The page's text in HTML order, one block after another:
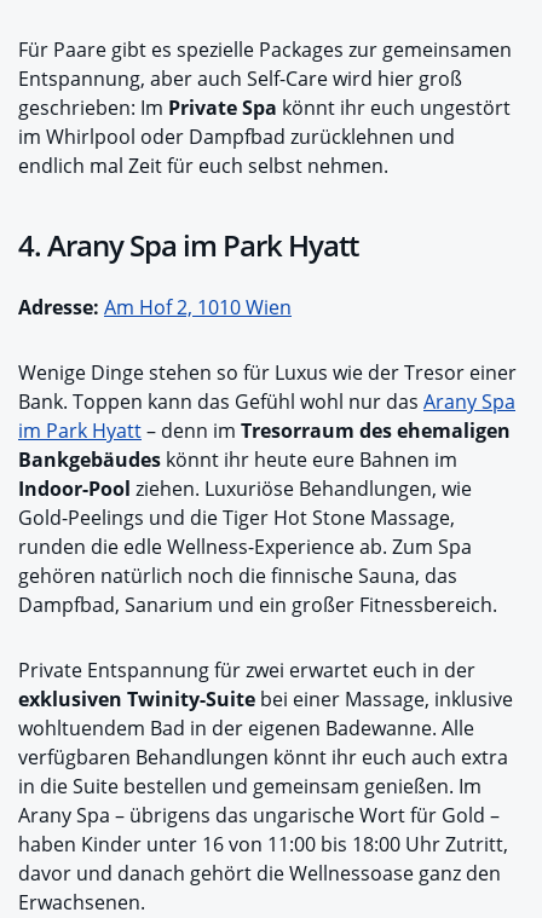
Für Paare gibt es spezielle Packages zur gemeinsamen
Entspannung, aber auch Self-Care wird hier groß
geschrieben: Im Private Spa könnt ihr euch ungestört
im Whirlpool oder Dampfbad zurücklehnen und
endlich mal Zeit für euch selbst nehmen.
4. Arany Spa im Park Hyatt
Adresse: Am Hof 2, 1010 Wien
Wenige Dinge stehen so für Luxus wie der Tresor einer
Bank. Toppen kann das Gefühl wohl nur das Arany Spa
im Park Hyatt– denn im Tresorraum des ehemaligen
Bankgebäudes könnt ihr heute eure Bahnen im
Indoor-Pool ziehen. Luxuriöse Behandlungen, wie
Gold-Peelings und die Tiger Hot Stone Massage,
runden die edle Wellness-Experience ab. Zum Spa
gehören natürlich noch die finnische Sauna, das
Dampfbad, Sanarium und ein großer Fitnessbereich.
Private Entspannung für zwei erwartet euch in der
exklusiven Twinity-Suite bei einer Massage, inklusive
wohltuendem Bad in der eigenen Badewanne. Alle
verfügbaren Behandlungen könnt ihr euch auch extra
in die Suite bestellen und gemeinsam genießen. Im
Arany Spa – übrigens das ungarische Wort für Gold –
haben Kinder unter 16 von 11:00 bis 18:00 Uhr Zutritt,
davor und danach gehört die Wellnessoase ganz den
Erwachsenen.